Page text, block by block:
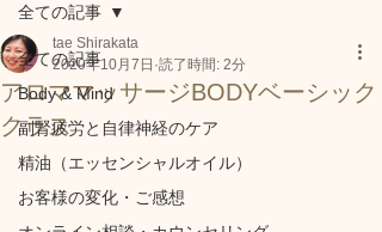
全ての記事
Body & Mind
副腎疲労と自律神経のケア
精油（エッセンシャルオイル）
お客様の変化・ご感想
全ての記事
アロママッサージBODYベーシック
クラス
tae Shirakata
2020年10月7日 読了時間: 2分